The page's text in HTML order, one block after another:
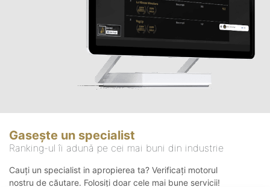
Gasește un specialist
Ranking-ul îi adună pe cei mai buni din industrie
Cauți un specialist in apropierea ta? Verificați motorul
nostru de căutare. Folosiți doar cele mai bune servicii!